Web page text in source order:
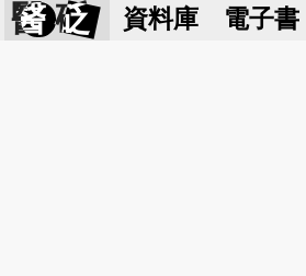
醫 砭 資料庫 電子書